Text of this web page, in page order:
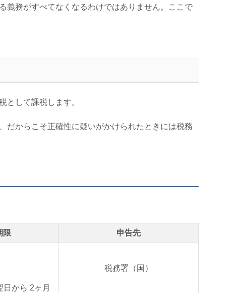
義務がすべてなくなるわけではありません。ここで
として課税します。
だからこそ正確性に疑いがかけられたときには税務
限 申告先
日から 2ヶ月
税務署（国）